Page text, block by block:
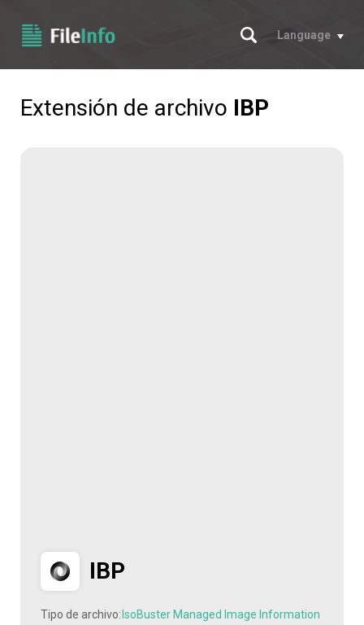
Buscar
Language
Extensión de archivo IBP
IBP
Tipo de archivo: IsoBuster Managed Image Information